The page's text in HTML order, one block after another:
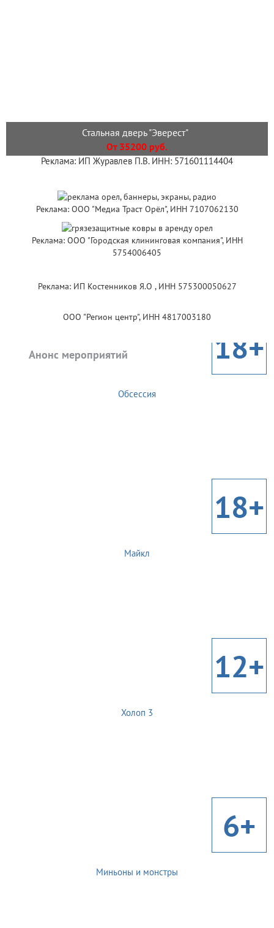
Стальная дверь "Эверест"
От 35200 руб.
Реклама: ИП Журавлев П.В. ИНН: 571601114404
Реклама: ООО "Медиа Траст Орёл", ИНН 7107062130
Реклама: ООО "Городская клининговая компания", ИНН
5754006405
Реклама: ИП Костенников Я.О , ИНН 575300050627
ООО "Регион центр", ИНН 4817003180
Анонс мероприятий 18+
Обсессия
18+
Майкл
12+
Холоп 3
6+
Миньоны и монстры